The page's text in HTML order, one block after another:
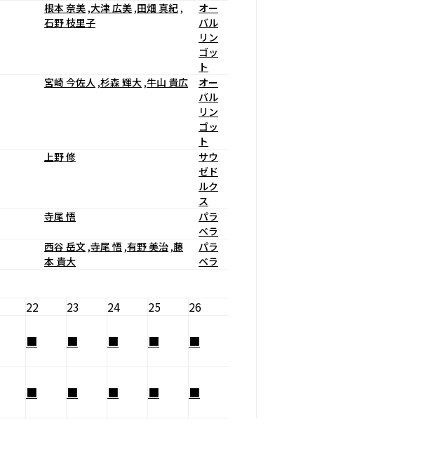
根本 奈美 ,大津 広美 ,田畑 真紀 ,
石野 枝里子
オー
バル
リン
ゴッ
ト
宮崎 今佐人 ,杉森 輝大 ,牛山 貴広
オー
バル
リン
ゴッ
ト
上野 修
サウ
ゼド
ルク
ス
寺尾 悟
パラ
ベラ
西谷 岳文 ,寺尾 悟 ,有野 美治 ,藤
本 貴大
パラ
ベラ
22 23 24 25
26
■ ■ ■ ■ ■
■ ■ ■ ■ ■